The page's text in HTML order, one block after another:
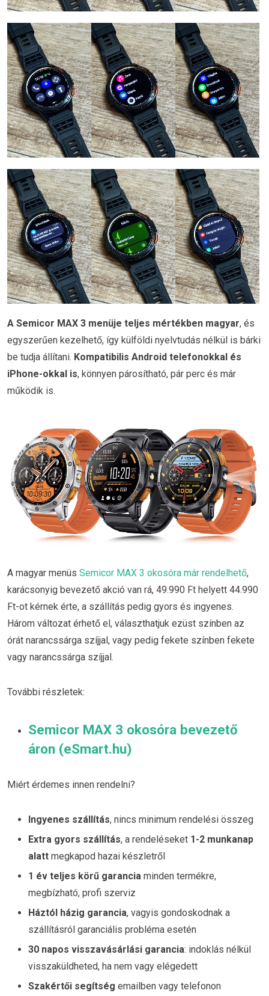
A Semicor MAX 3 menüje teljes mértékben magyar, és
egyszerűen kezelhető, így külföldi nyelvtudás nélkül is bárki
be tudja állítani. Kompatibilis Android telefonokkal és
iPhone-okkal is, könnyen párosítható, pár perc és már
működik is.
A magyar menüs Semicor MAX 3 okosóra már rendelhető,
karácsonyig bevezető akció van rá, 49.990 Ft helyett 44.990
Ft-ot kérnek érte, a szállítás pedig gyors és ingyenes.
Három változat érhető el, választhatjuk ezüst színben az
órát narancssárga szíjjal, vagy pedig fekete színben fekete
vagy narancssárga szíjjal.
További részletek:
Semicor MAX 3 okosóra bevezető
áron (eSmart.hu)
Miért érdemes innen rendelni?
Ingyenes szállítás, nincs minimum rendelési összeg
Extra gyors szállítás, a rendeléseket 1-2 munkanap
alatt megkapod hazai készletről
1 év teljes körű garancia minden termékre,
megbízható, profi szerviz
Háztól házig garancia, vagyis gondoskodnak a
szállításról garanciális probléma esetén
30 napos visszavásárlási garancia: indoklás nélkül
visszaküldheted, ha nem vagy elégedett
Szakértői segítség emailben vagy telefonon